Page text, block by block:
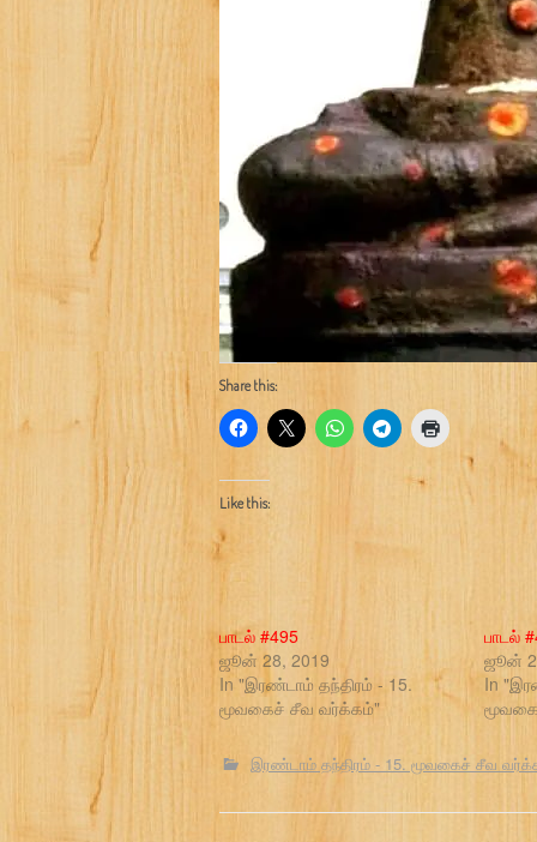
Share this:
Like this:
பாடல் #495
ஜூன் 28, 2019
In "இரண்டாம் தந்திரம் - 15.
மூவகைச் சீவ வர்க்கம்"
பாடல்
ஜூன்
In
இரண்டாம் தந்திரம் - 15. மூவகைச் சீவ